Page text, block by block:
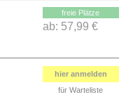
freie Plätze
ab: 57,99 €
hier anmelden
für Warteliste